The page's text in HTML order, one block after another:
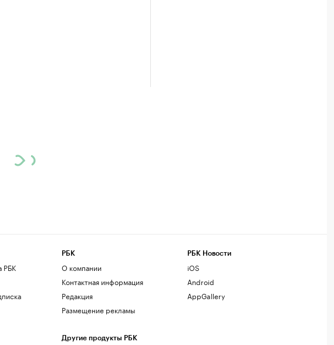
РБК
РБК
О компании
Контактная информация
Редакция
Размещение рекламы
Другие продукты РБК
РБК Новости
iOS
Android
AppGallery